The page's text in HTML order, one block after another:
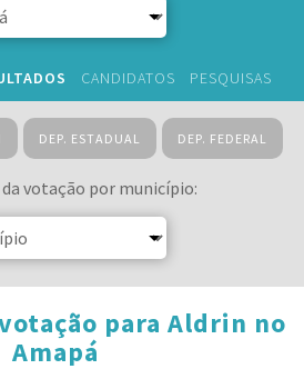
CANDIDATOS PESQUISAS
DEP. ESTADUAL DEP. FEDERAL
votação por município:
para Aldrin no
Amapá